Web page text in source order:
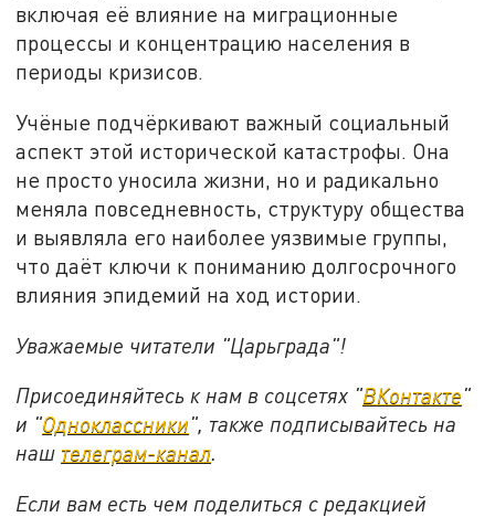
включая её влияние на миграционные
процессы и концентрацию населения в
периоды кризисов.
Учёные подчёркивают важный социальный
аспект этой исторической катастрофы. Она
не просто уносила жизни, но и радикально
меняла повседневность, структуру общества
и выявляла его наиболее уязвимые группы,
что даёт ключи к пониманию долгосрочного
влияния эпидемий на ход истории.
Уважаемые читатели "Царьграда"!
Присоединяйтесь к нам в соцсетях "ВКонтакте"
и "Одноклассники", также подписывайтесь на
наш телеграм-канал.
Если вам есть чем поделиться с редакцией